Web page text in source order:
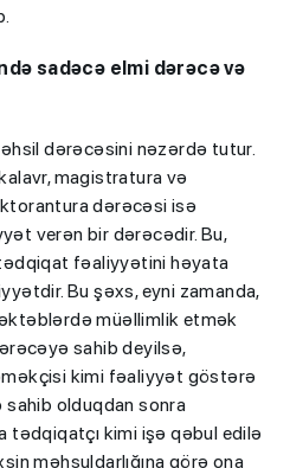
sadəcə elmi dərəcə və
dərəcəsini nəzərdə tutur.
magistratura və
dərəcəsi isə
verən bir dərəcədir. Bu,
fəaliyyətini həyata
Bu şəxs, eyni zamanda,
müəllimlik etmək
sahib deyilsə,
kimi fəaliyyət göstərə
sahib olduqdan sonra
tədqiqatçı kimi işə qəbul edilə
məhsuldarlığına görə ona